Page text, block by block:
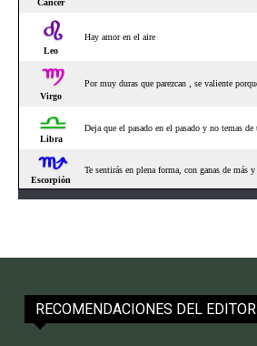
RECOMENDACIONES DEL EDITOR